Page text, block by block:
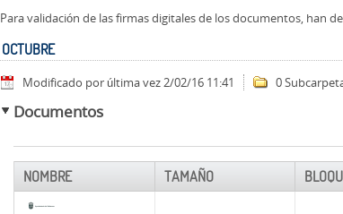
Para validación de las firmas digitales de los documentos, han
OCTUBRE
Modificado por última vez 2/02/16 11:41 0
Documentos
NOMBRE TAMAÑO